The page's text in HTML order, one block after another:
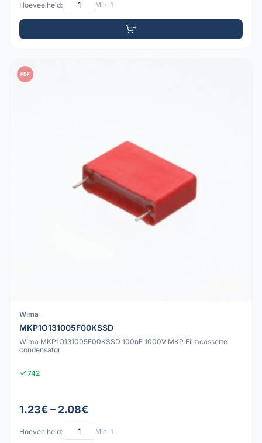
Hoeveelheid: Min: 1
PDF
Wima
MKP1O131005F00KSSD
Wima MKP1O131005F00KSSD 100nF 1000V MKP Filmcassette
condensator
742
1.23€ – 2.08€
Hoeveelheid: Min: 1